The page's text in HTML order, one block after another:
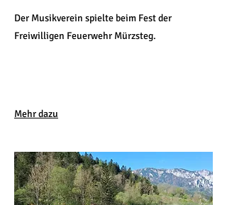
Der Musikverein spielte beim Fest der
Freiwilligen Feuerwehr Mürzsteg.
Mehr dazu